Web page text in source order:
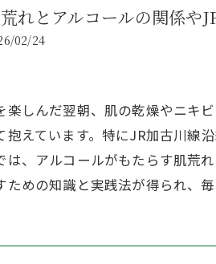
れとアルコールの関係や
02/24
楽しんだ翌朝、肌の乾燥やニキ
抱えています。特にJR加古川線
は、アルコールがもたらす肌荒
ための知識と実践法が得られ、